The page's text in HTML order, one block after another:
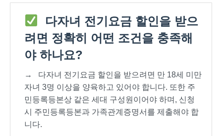
다자녀 전기요금 할인을 받으
려면 정확히 어떤 조건을 충족해
야 하나요?
→
다자녀 전기요금 할인을 받으려면 만 18세 미만
자녀 3명 이상을 양육하고 있어야 합니다. 또한 주
민등록등본상 같은 세대 구성원이어야 하며, 신청
시 주민등록등본과 가족관계증명서를 제출해야 합
니다.